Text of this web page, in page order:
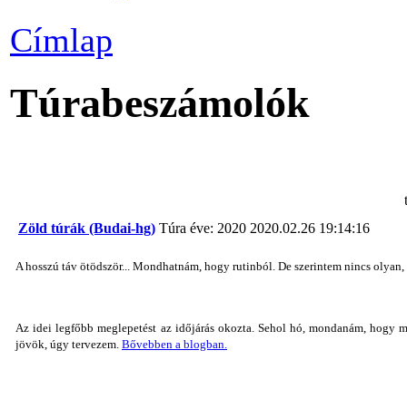
Címlap
Túrabeszámolók
Zöld túrák (Budai-hg) Túra éve: 2020 2020.02.26 19:14:16
A hosszú táv ötödször... Mondhatnám, hogy rutinból. De szerintem nincs
Az idei legfőbb meglepetést az időjárás okozta. Sehol hó, mondanám, hogy
jövök, úgy tervezem. Bővebben a blogban.